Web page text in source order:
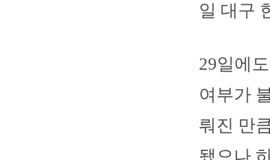
일 대구
29일에
여부가
뤄진 만
됐으나